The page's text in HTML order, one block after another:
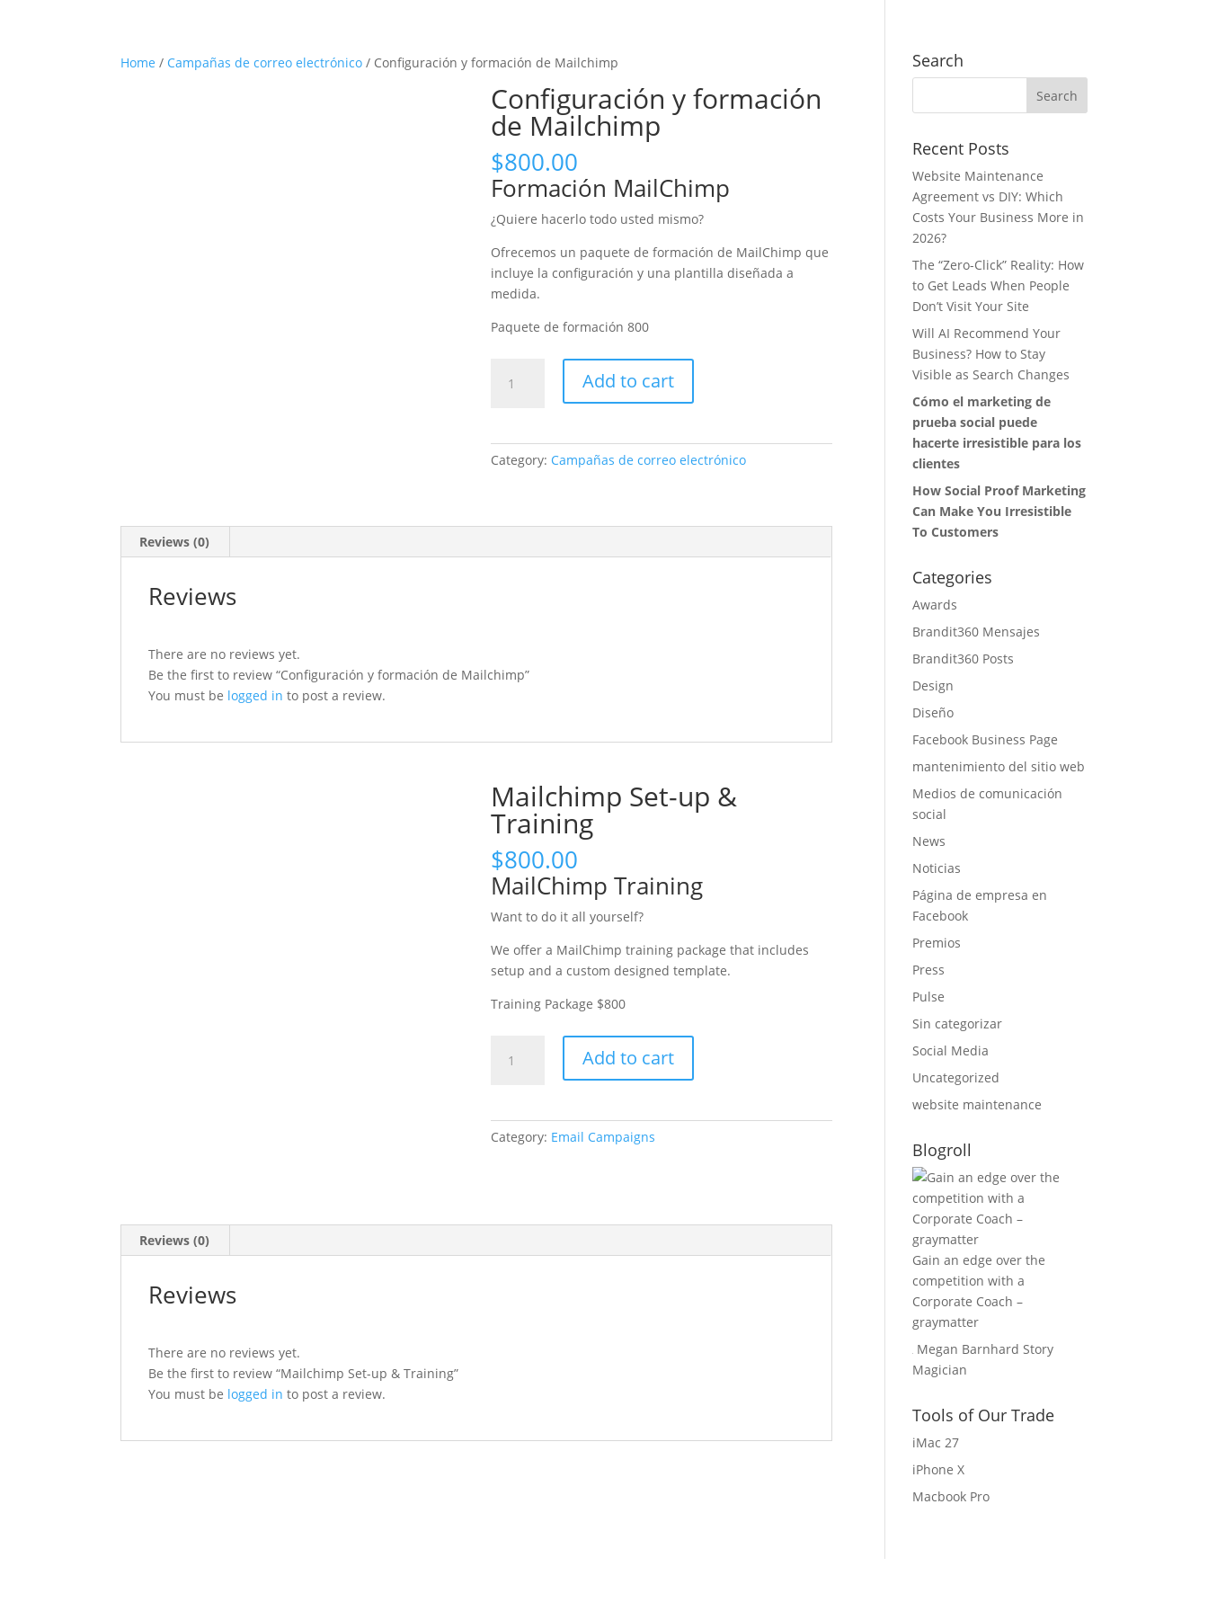
Home / Campañas de correo electrónico / Configuración y formación de Mailchimp
Configuración y formación
de Mailchimp
$800.00
Formación MailChimp
¿Quiere hacerlo todo usted mismo?
Ofrecemos un paquete de formación de MailChimp que
incluye la configuración y una plantilla diseñada a
medida.
Paquete de formación 800
quantity
Add to cart
Category: Campañas de correo electrónico
Reviews (0)
Reviews
There are no reviews yet.
Be the first to review “Configuración y formación de Mailchimp”
You must be logged in to post a review.
Mailchimp Set-up &
Training
$800.00
MailChimp Training
Want to do it all yourself?
We offer a MailChimp training package that includes
setup and a custom designed template.
Training Package $800
Set-
quantity
Add to cart
Category: Email Campaigns
Reviews (0)
Reviews
There are no reviews yet.
Be the first to review “Mailchimp Set-up & Training”
You must be logged in to post a review.
Search
Recent Posts
Website Maintenance
Agreement vs DIY: Which
Costs Your Business More in
2026?
The “Zero-Click” Reality: How
to Get Leads When People
Don’t Visit Your Site
Will AI Recommend Your
Business? How to Stay
Visible as Search Changes
Cómo el marketing de
prueba social puede
hacerte irresistible para los
clientes
How Social Proof Marketing
Can Make You Irresistible
To Customers
Categories
Awards
Brandit360 Mensajes
Brandit360 Posts
Design
Diseño
Facebook Business Page
mantenimiento del sitio web
Medios de comunicación
social
News
Noticias
Página de empresa en
Facebook
Premios
Press
Pulse
Sin categorizar
Social Media
Uncategorized
website maintenance
Blogroll
Gain an edge over the
competition with a
Corporate Coach –
graymatter
Magician